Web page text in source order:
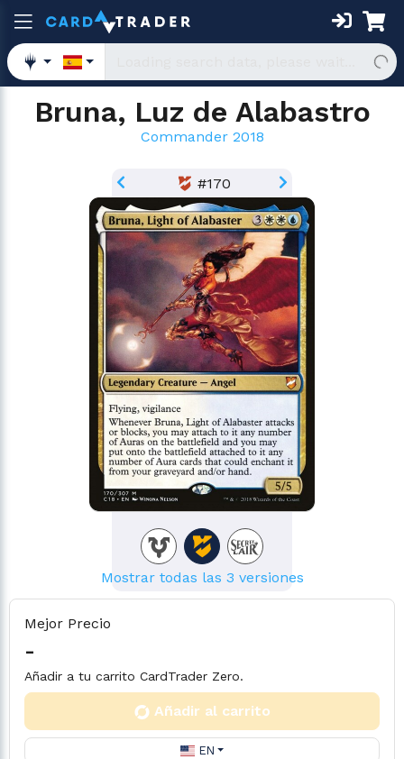
Bruna, Luz de Alabastro
Commander 2018
#170
Mostrar todas las 3 versiones
Mejor Precio
-
Añadir a tu carrito CardTrader Zero.
Añadir al carrito
EN